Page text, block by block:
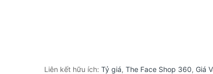
Liên kết hữu ích: Tỷ giá, The Face Shop 360, Giá